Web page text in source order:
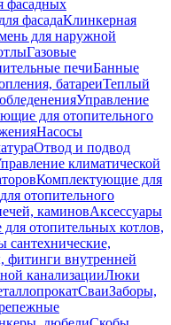
фасадных
фасадаКлинкерная
для наружной
Газовые
печиБанные
батареиТеплый
Управление
для отопительного
Насосы
Отвод и подвод
климатической
Комплектующие для
отопительного
каминовАксессуары
отопительных котлов,
сантехнические,
фитинги внутренней
канализацииЛюки
СваиЗаборы,